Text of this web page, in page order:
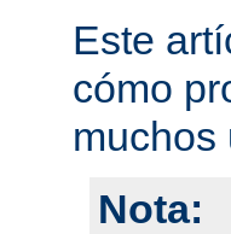
Este
cómo
muchos
Nota: